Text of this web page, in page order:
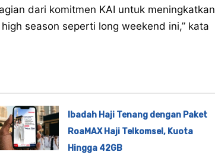
dari komitmen KAI untuk meningkatkan
season seperti long weekend ini,” kata
Ibadah Haji Tenang dengan Paket
RoaMAX Haji Telkomsel, Kuota
Hingga 42GB